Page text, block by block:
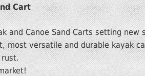
Cart
and Canoe Sand Carts setting
most versatile and durable kayak
rust.